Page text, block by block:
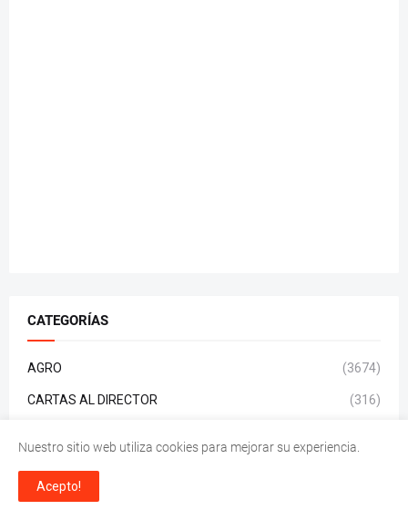
CATEGORÍAS
AGRO (3674)
CARTAS AL DIRECTOR (316)
LEGALES
Nuestro sitio web utiliza cookies para mejorar su experiencia.
Acepto!